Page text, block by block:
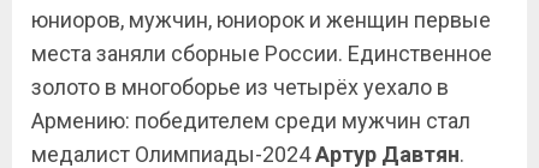
юниоров, мужчин, юниорок и женщин первые
места заняли сборные России. Единственное
золото в многоборье из четырёх уехало в
Армению: победителем среди мужчин стал
медалист Олимпиады-2024Артур Давтян.